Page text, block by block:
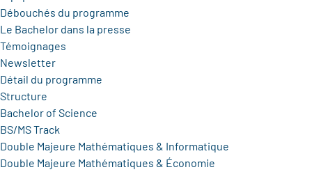
Débouchés du programme
Le Bachelor dans la presse
Témoignages
Newsletter
Détail du programme
Structure
Bachelor of Science
BS/MS Track
Double Majeure Mathématiques & Informatique
Double Majeure Mathématiques & Économie